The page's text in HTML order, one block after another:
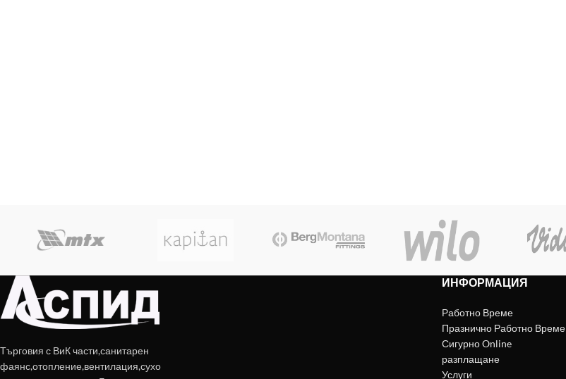
Търговия с ВиК части,санитарен
фаянс,отопление,вентилация,сухо
ИНФОРМАЦИЯ
Работно Време
Празнично Работно Време
Сигурно Online
разплащане
Услуги